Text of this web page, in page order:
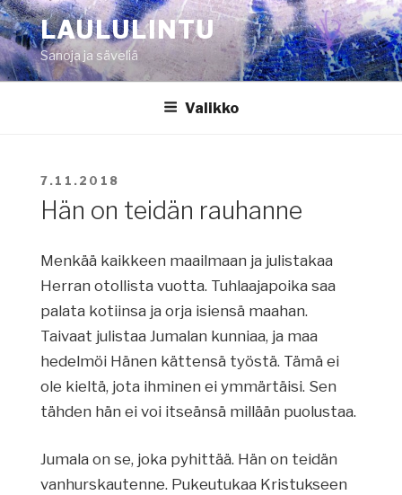
Siirry
sisältöönLAULULINTU
Sanoja ja säveliä
Valikko
JULKAISTU
7.11.2018
Hän on teidän rauhanne
Menkää kaikkeen maailmaan ja julistakaa
Herran otollista vuotta. Tuhlaajapoika saa
palata kotiinsa ja orja isiensä maahan.
Taivaat julistaa Jumalan kunniaa, ja maa
hedelmöi Hänen kättensä työstä. Tämä ei
ole kieltä, jota ihminen ei ymmärtäisi. Sen
tähden hän ei voi itseänsä millään puolustaa.
Jumala on se, joka pyhittää. Hän on teidän
vanhurskautenne. Pukeutukaa Kristukseen